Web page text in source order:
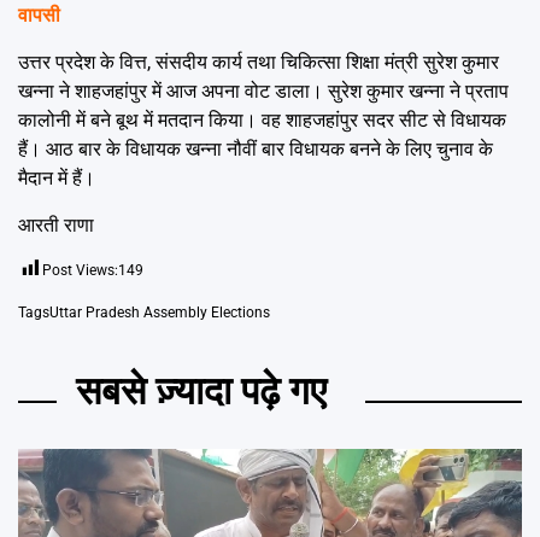
वापसी
उत्तर प्रदेश के वित्त, संसदीय कार्य तथा चिकित्सा शिक्षा मंत्री सुरेश कुमार
खन्ना ने शाहजहांपुर में आज अपना वोट डाला। सुरेश कुमार खन्ना ने प्रताप
कालोनी में बने बूथ में मतदान किया। वह शाहजहांपुर सदर सीट से विधायक
हैं। आठ बार के विधायक खन्ना नौवीं बार विधायक बनने के लिए चुनाव के
मैदान में हैं।
आरती राणा
Post Views:149
TagsUttar Pradesh Assembly Elections
सबसे ज़्यादा पढ़े गए